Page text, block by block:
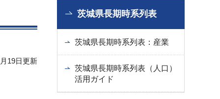
19日更新
茨城県長期時系列表
茨城県長期時系列表：産業
茨城県長期時系列表（人口）
活用ガイド